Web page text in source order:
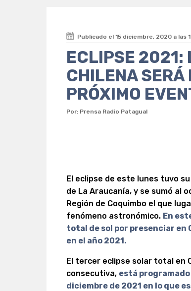
Publicado el 15 diciembre, 2020 a las
ECLIPSE 2021:
CHILENA SERÁ
PRÓXIMO
Por: Prensa Radio Patagual
El eclipse de este lunes tuvo
de La Araucanía, y se sumó al
Región de Coquimbo el que
fenómeno astronómico. En
total de sol por presenciar
en el año 2021.
El tercer eclipse solar total en
consecutiva, está programado
diciembre de 2021 en lo que